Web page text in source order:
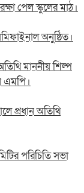
পেল স্কুলের মাঠ।
অনুষ্ঠিত।
মাননীয় শিল্প
এমপি।
প্রধান অতিথি
পরিচিতি সভা